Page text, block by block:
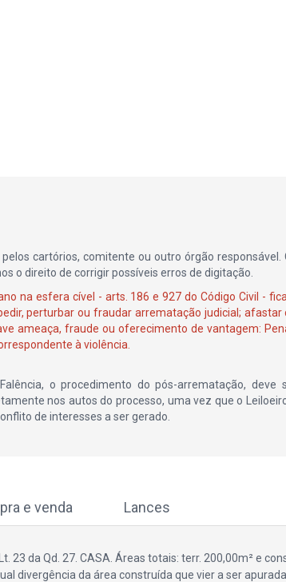
cartórios, comitente ou outro órgão responsável.
o direito de corrigir possíveis erros de digitação.
na esfera cível - arts. 186 e 927 do Código Civil -
perturbar ou fraudar arrematação judicial; afastar
ameaça, fraude ou oferecimento de vantagem:
à violência.
o procedimento do pós-arrematação, deve
nos autos do processo, uma vez que o
de interesses a ser gerado.
e venda Lances
da Qd. 27. CASA. Áreas totais: terr. 200,00m² e
divergência da área construída que vier a ser